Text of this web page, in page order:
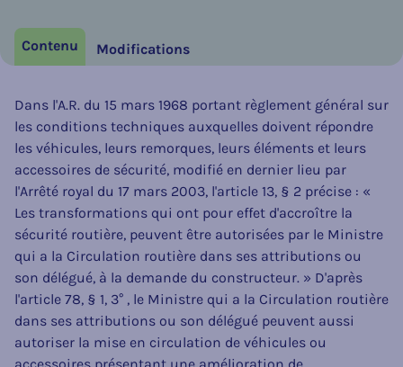
Contenu Modifications
Dans l'A.R. du 15 mars 1968 portant règlement général sur
les conditions techniques auxquelles doivent répondre
les véhicules, leurs remorques, leurs éléments et leurs
accessoires de sécurité, modifié en dernier lieu par
l'Arrêté royal du 17 mars 2003, l'article 13, § 2 précise : «
Les transformations qui ont pour effet d'accroître la
sécurité routière, peuvent être autorisées par le Ministre
qui a la Circulation routière dans ses attributions ou
son délégué, à la demande du constructeur. » D'après
l'article 78, § 1, 3° , le Ministre qui a la Circulation routière
dans ses attributions ou son délégué peuvent aussi
autoriser la mise en circulation de véhicules ou